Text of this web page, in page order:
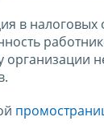
в налоговых